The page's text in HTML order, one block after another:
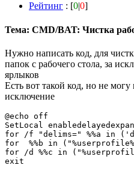
Рейтинг : [0|0]
Тема: CMD/BAT: Чистка
Нужно написать код, для
папок с рабочего стола, за
ярлыков
Есть вот такой код, но не
исключение
@echo off
SetLocal
for /f "delims=" %%a in
for  %%b in
for /d %%c in
exit